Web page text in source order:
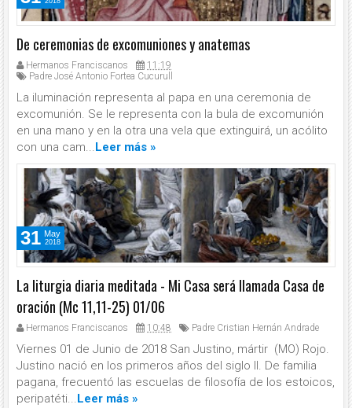
De ceremonias de excomuniones y anatemas
Hermanos Franciscanos
11:19
Padre José Antonio Fortea Cucurull
La iluminación representa al papa en una ceremonia de
excomunión. Se le representa con la bula de excomunión
en una mano y en la otra una vela que extinguirá, un acólito
con una cam...Leer más »
La liturgia diaria meditada - Mi Casa será llamada Casa de
oración (Mc 11,11-25) 01/06
Hermanos Franciscanos 10:48 Padre Cristian Hernán Andrade
Viernes 01 de Junio de 2018 San Justino, mártir (MO) Rojo.
Justino nació en los primeros años del siglo II. De familia
pagana, frecuentó las escuelas de filosofía de los estoicos,
peripatéti...Leer más »
31 May
2018